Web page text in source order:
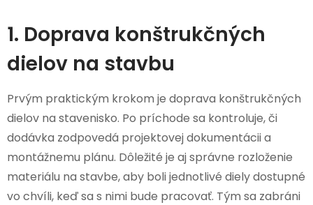
1. Doprava konštrukčných
dielov na stavbu
Prvým praktickým krokom je doprava konštrukčných
dielov na stavenisko. Po príchode sa kontroluje, či
dodávka zodpovedá projektovej dokumentácii a
montážnemu plánu. Dôležité je aj správne rozloženie
materiálu na stavbe, aby boli jednotlivé diely dostupné
vo chvíli, keď sa s nimi bude pracovať. Tým sa zabráni